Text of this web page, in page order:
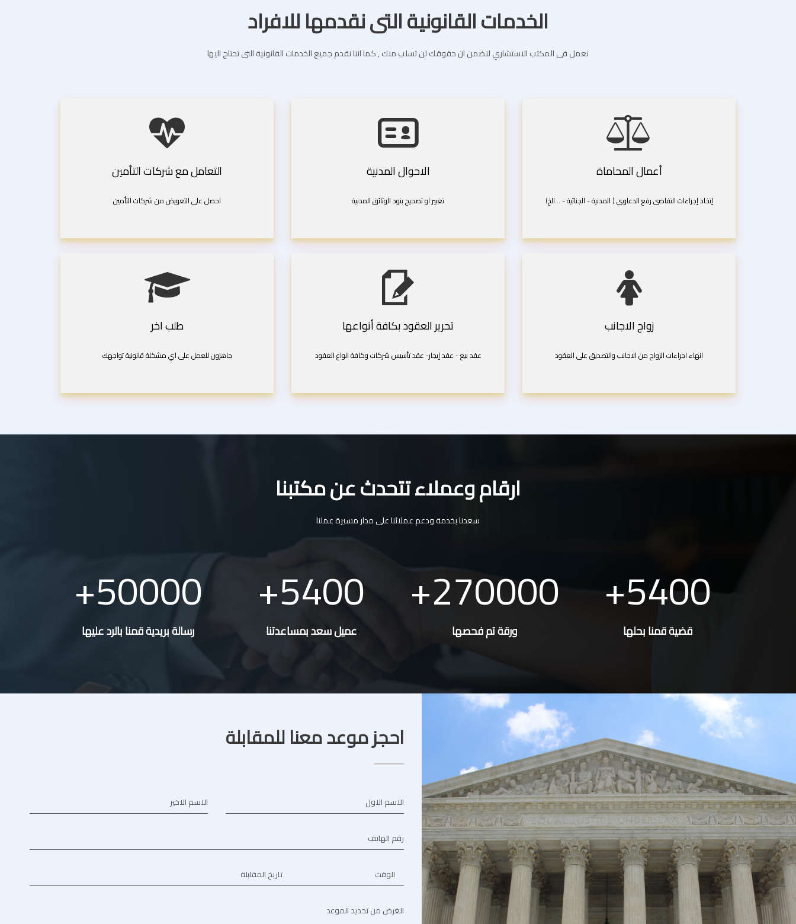
الخدمات القانونية التى نقدمها للافراد
نعمل فى المكتب الاستشاري لنضمن ان حقوقك لن تسلب منك , كما اننا نقدم جميع الخدمات القانونية التى تحتاج اليها
أعمال المحاماة
إتخاذ إجراءات التقاضى رفع الدعاوى ( المدنية - الجنائية - ...الخ)
الاحوال المدنية
تغيير او تصحيح بنود الوثائق المدنية
التعامل مع شركات التأمين
احصل على التعويض من شركات التأمين
زواج الاجانب
انهاء اجراءات الزواج من الاجانب والتصديق على العقود
تحرير العقود بكافة أنواعها
عقد بيع - عقد إيجار- عقد تأسيس شركات وكافة انواع العقود
طلب اخر
جاهزون للعمل على اي مشكلة قانونية تواجهك
ارقام وعملاء تتحدث عن مكتبنا
سعدنا بخدمة ودعم عملائنا على مدار مسيرة عملنا
5400
قضية قمنا بحلها
270000
ورقة تم فحصها
5400
عميل سعد بمساعدتنا
50000
رسالة بريدية قمنا بالرد عليها
احجز موعد معنا للمقابلة
الاسم الاول الاسم الاخير
رقم الهاتف
تاريخ المقابلة الوقت
الغرض من تحديد الموعد